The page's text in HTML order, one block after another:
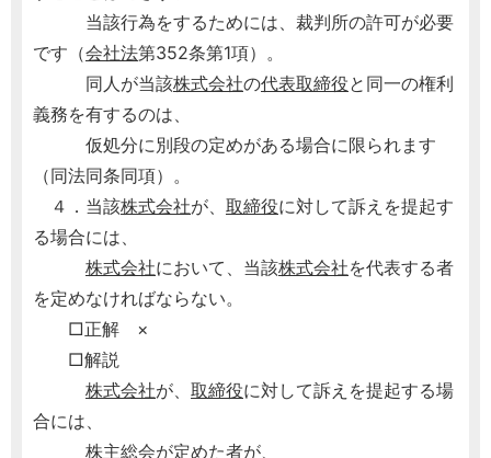
当該行為をするためには、裁判所の許可が必要
です（会社法第352条第1項）。
同人が当該株式会社の代表取締役と同一の権利
義務を有するのは、
仮処分に別段の定めがある場合に限られます
（同法同条同項）。
４．当該株式会社が、 取締役に対して訴えを提起す
る場合には、
株式会社において、当該株式会社を代表する者
を定めなければならない。
□正解 ×
□解説
株式会社が、 取締役に対して訴えを提起する場
合には、
株主総会が定めた者が、